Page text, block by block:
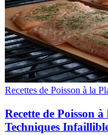
Recettes de Poisson à la
Recette de Poisson
Techniques